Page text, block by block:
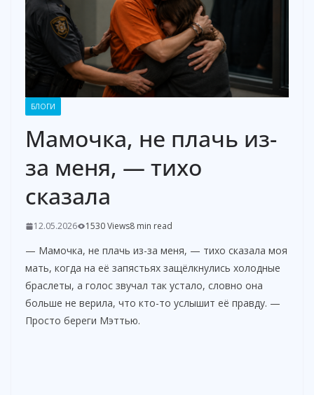
БЛОГИ
Мамочка, не плачь из-
за меня, — тихо
сказала
12.05.2026 1530 Views8 min read
— Мамочка, не плачь из-за меня, — тихо сказала моя
мать, когда на её запястьях защёлкнулись холодные
браслеты, а голос звучал так устало, словно она
больше не верила, что кто-то услышит её правду. —
Просто береги Мэттью.